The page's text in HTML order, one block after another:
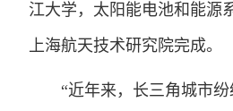
江大学，太阳能电池和能源
上海航天技术研究院完成。
“近年来，长三角城市纷